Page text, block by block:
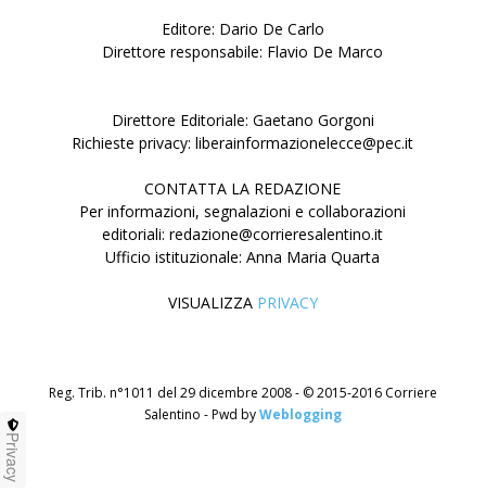
Editore: Dario De Carlo
Direttore responsabile: Flavio De Marco
Direttore Editoriale: Gaetano Gorgoni
Richieste privacy: liberainformazionelecce@pec.it
CONTATTA LA REDAZIONE
Per informazioni, segnalazioni e collaborazioni
editoriali: redazione@corrieresalentino.it
Ufficio istituzionale: Anna Maria Quarta
VISUALIZZA PRIVACY
Reg. Trib. n°1011 del 29 dicembre 2008 - © 2015-2016 Corriere
Salentino - Pwd byWeblogging
Privacy